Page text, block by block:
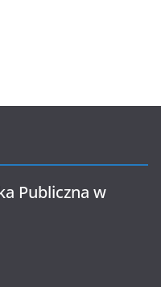
Publiczna w